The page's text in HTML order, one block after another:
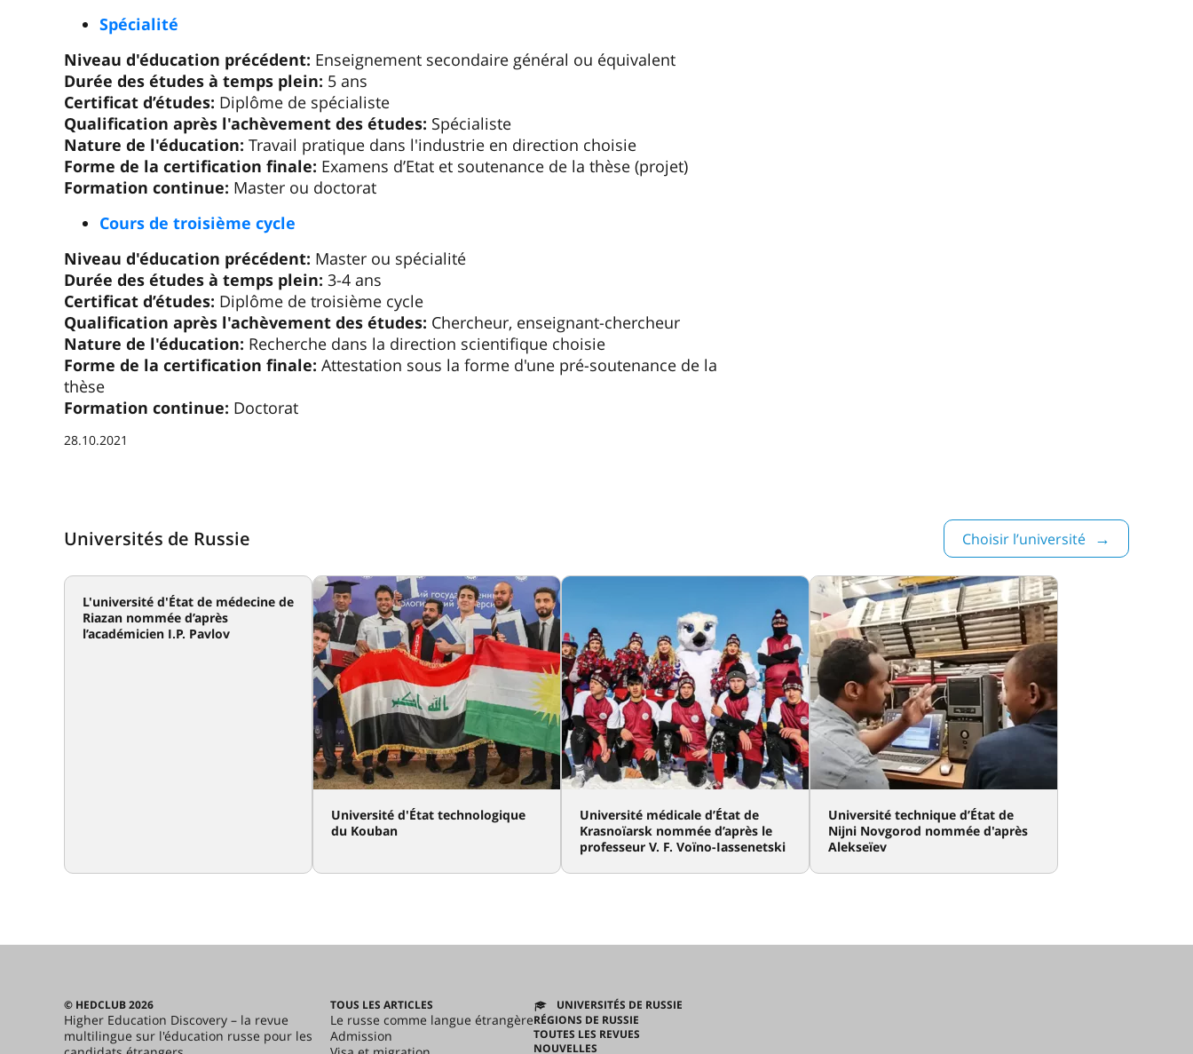
Spécialité
Niveau d'éducation précédent: Enseignement secondaire général ou équivalent
Durée des études à temps plein: 5 ans
Certificat d’études: Diplôme de spécialiste
Qualification après l'achèvement des études: Spécialiste
Nature de l'éducation: Travail pratique dans l'industrie en direction choisie
Forme de la certification finale: Examens d’Etat et soutenance de la thèse (projet)
Formation continue: Master ou doctorat
Cours de troisième cycle
Niveau d'éducation précédent: Master ou spécialité
Durée des études à temps plein: 3-4 ans
Certificat d’études: Diplôme de troisième cycle
Qualification après l'achèvement des études: Chercheur, enseignant-chercheur
Nature de l'éducation: Recherche dans la direction scientifique choisie
Forme de la certification finale: Attestation sous la forme d'une pré-soutenance de la
thèse
Formation continue: Doctorat
28.10.2021
Universités de Russie Choisir l’université
L'université d'État de médecine de
Riazan nommée d’après
l’académicien I.P. Pavlov
Université d'État technologique
du Kouban
Université médicale d’État de
Krasnoïarsk nommée d’après le
professeur V. F. Voïno-Iassenetski
Université technique d’État de
Nijni Novgorod nommée d'après
Alekseïev
© HEDCLUB 2026
Higher Education Discovery – la revue
multilingue sur l'éducation russe pour les
TOUS LES ARTICLES
Le russe comme langue étrangère
Admission
UNIVERSITÉS DE RUSSIE
RÉGIONS DE RUSSIE
TOUTES LES REVUES
NOUVELLES